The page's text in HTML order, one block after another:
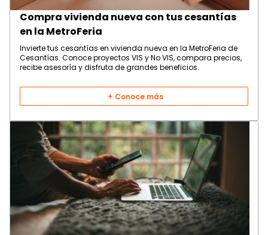
Compra vivienda nueva con tus cesantías
en la MetroFeria
Invierte tus cesantías en vivienda nueva en la MetroFeria de
Cesantías. Conoce proyectos VIS y No VIS, compara precios,
recibe asesoría y disfruta de grandes beneficios.
Conoce más